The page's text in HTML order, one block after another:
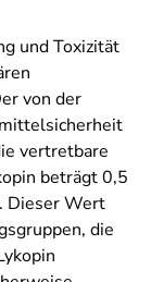
und Toxizität
von der
vertretbare
beträgt 0,5
Dieser Wert
die